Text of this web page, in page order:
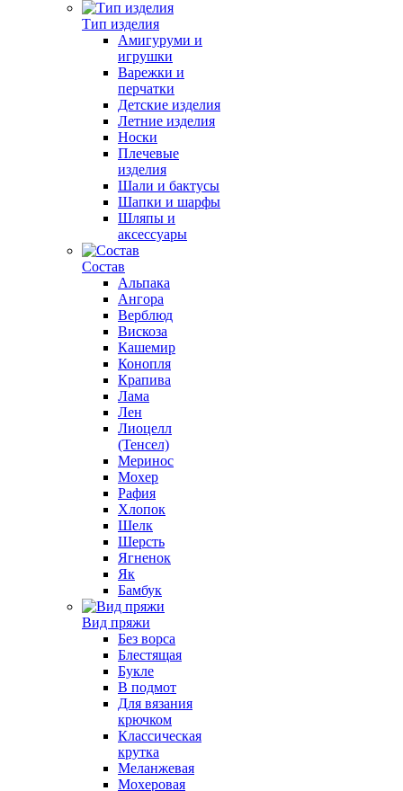
Тип изделия
Амигуруми и
игрушки
Варежки и
перчатки
Детские изделия
Летние изделия
Носки
Плечевые
изделия
Шали и бактусы
Шапки и шарфы
Шляпы и
аксессуары
Состав
Альпака
Ангора
Верблюд
Вискоза
Кашемир
Конопля
Крапива
Лама
Лен
Лиоцелл
(Тенсел)
Меринос
Мохер
Рафия
Хлопок
Шелк
Шерсть
Ягненок
Як
Бамбук
Вид пряжи
Без ворса
Блестящая
Букле
В подмот
Для вязания
крючком
Классическая
крутка
Меланжевая
Мохеровая